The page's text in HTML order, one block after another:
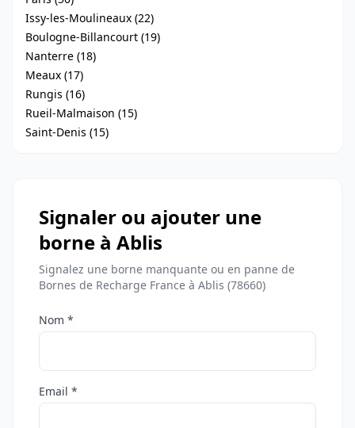
Issy-les-Moulineaux (22)
Boulogne-Billancourt (19)
Nanterre (18)
Meaux (17)
Rungis (16)
Rueil-Malmaison (15)
Saint-Denis (15)
Signaler ou ajouter une
borne à Ablis
Signalez une borne manquante ou en panne de
Bornes de Recharge France à Ablis (78660)
Nom *
Email *